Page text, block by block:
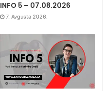
INFO 5 – 07.08.2026
7. Avgusta 2026.